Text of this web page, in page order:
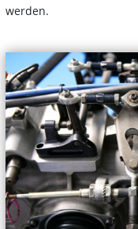
werden.